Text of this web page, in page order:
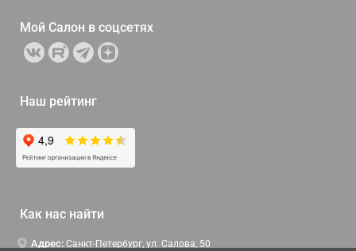
Мой Салон в соцсетях
Наш рейтинг
Как нас найти
Адрес: Санкт-Петербург, ул. Салова, 50